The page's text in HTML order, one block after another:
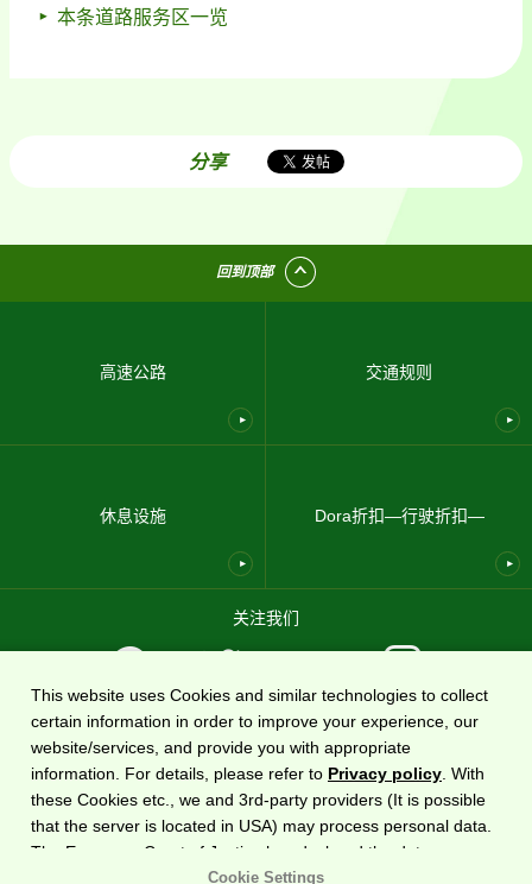
本条道路服务区一览
分享
回到顶部
高速公路 交通规则
休息设施 Dora折扣—行驶折扣—
关注我们
使用条款 隐私政策 网站地图 关于我们
国家高速公路信息网站 DoRaPuRa (E-NEXCO Drive Plaza)由东日本高速道路株式会社运营
。
版权©2020东日本高速道路株式会社保留所有权利。
This website uses Cookies and similar technologies to collect
certain information in order to improve your experience, our
website/services, and provide you with appropriate
information. For details, please refer to Privacy policy . With
these Cookies etc., we and 3rd-party providers (It is possible
that the server is located in USA) may process personal data.
The European Court of Justice has declared the data
protection level in the USA to be inadequate. There is the risk
Cookie Settings